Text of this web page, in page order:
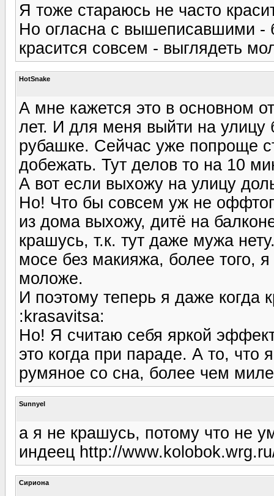
Я тоже стараюсь не часто
Но огласна с вышеписавшими -
красится совсем - выглядеть
HotSnake
А мне кажется это в основном
лет. И для меня выйти на улицу
рубашке. Сейчас уже попроще
добежать. Тут делов то на 10
А вот если выхожу на улицу
Но! Что бы совсем уж не
из дома выхожу, дитё на
крашусь, т.к. тут даже мужа
мосе без макияжа, более того,
моложе.
И поэтому теперь я даже когда
:krasavitsa:
Но! Я считаю себя яркой
это когда при параде. А то,
румяное со сна, более чем
Sunnyel
а я не крашусь, потому что не
индеец http://
Сириона